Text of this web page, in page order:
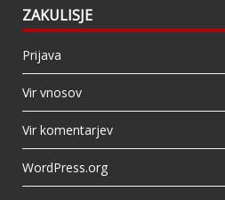
ZAKULISJE
Prijava
Vir vnosov
Vir komentarjev
WordPress.org